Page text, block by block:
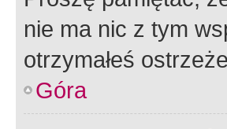
nie ma nic z tym
otrzymałeś
Góra